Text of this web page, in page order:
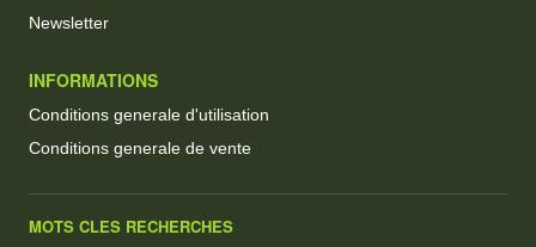
Newsletter
INFORMATIONS
Conditions generale d'utilisation
Conditions generale de vente
MOTS CLES RECHERCHES